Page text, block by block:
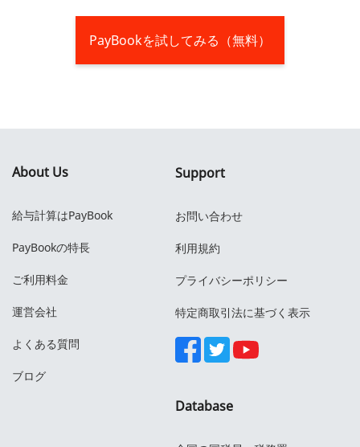
PayBookを試してみる（無料）
About Us
給与計算はPayBook
PayBookの特長
ご利用料金
運営会社
よくある質問
ブログ
Support
お問い合わせ
利用規約
プライバシーポリシー
特定商取引法に基づく表示
Database